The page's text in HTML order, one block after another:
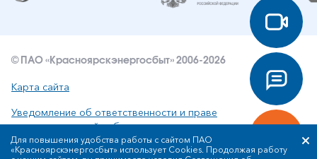
© ПАО «Красноярскэнергосбыт» 2006-2026
Карта сайта
Уведомление об ответственности и праве
интеллектуальной собственности
Политика ПАО «Красноярскэнергосбыт» в отношении
Для повышения удобства работы с сайтом ПАО
«Красноярскэнергосбыт» использует Cookies. Продолжая работу